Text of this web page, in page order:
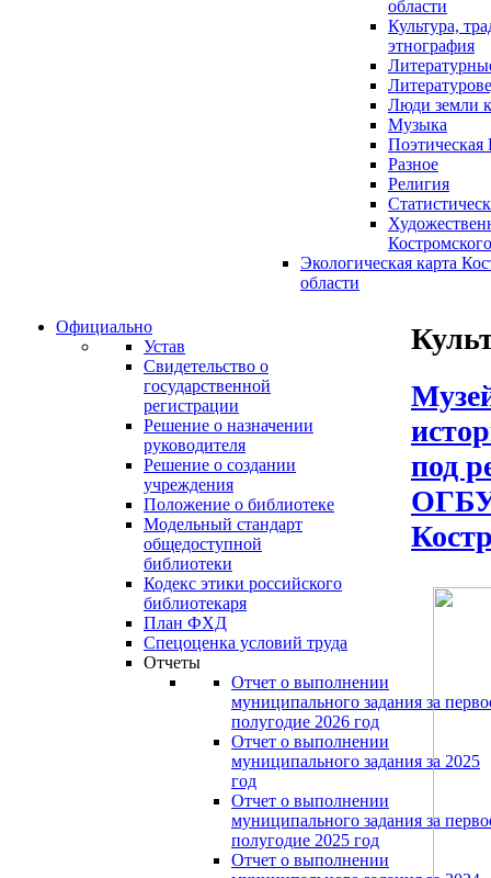
области
Культура,
этнография
Люди земли
Музыка
Поэтическая
Разное
Религия
Экологическая карта
области
Официально
Устав
Свидетельство о
государственной
регистрации
Решение о назначении
руководителя
Решение о создании
учреждения
Положение о библиотеке
Модельный стандарт
общедоступной
библиотеки
Кодекс этики российского
библиотекаря
План ФХД
Спецоценка условий труда
Отчеты
Отчет о выполнении
муниципального задания за
полугодие 2026 год
Отчет о выполнении
муниципального задания за 2025
год
Отчет о выполнении
муниципального задания за
полугодие 2025 год
Отчет о выполнении
под